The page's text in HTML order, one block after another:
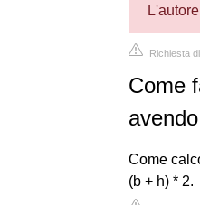
Richiesta
Come
Come
(b + h) * 2.